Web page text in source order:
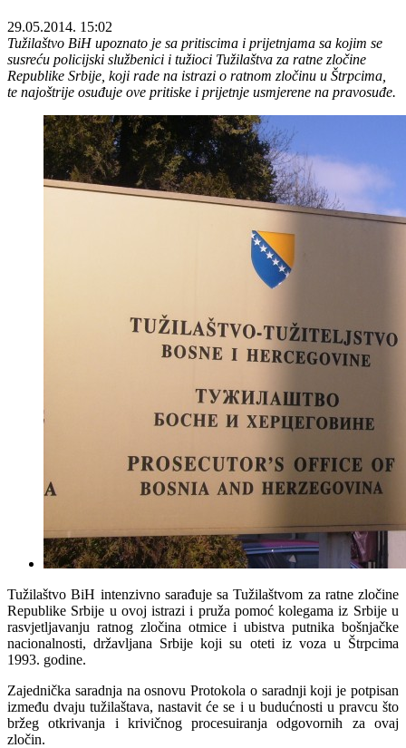
29.05.2014. 15:02
Tužilaštvo BiH upoznato je sa pritiscima i prijetnjama sa kojim se
susreću policijski službenici i tužioci Tužilaštva za ratne zločine
Republike Srbije, koji rade na istrazi o ratnom zločinu u Štrpcima,
te najoštrije osuđuje ove pritiske i prijetnje usmjerene na pravosuđe.
Tužilaštvo BiH intenzivno sarađuje sa Tužilaštvom za ratne zločine
Republike Srbije u ovoj istrazi i pruža pomoć kolegama iz Srbije u
rasvjetljavanju ratnog zločina otmice i ubistva putnika bošnjačke
nacionalnosti, državljana Srbije koji su oteti iz voza u Štrpcima
1993. godine.
Zajednička saradnja na osnovu Protokola o saradnji koji je potpisan
između dvaju tužilaštava, nastavit će se i u budućnosti u pravcu što
bržeg otkrivanja i krivičnog procesuiranja odgovornih za ovaj
zločin.